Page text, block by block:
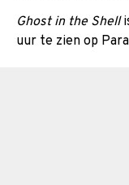
Ghost in the Shell
uur te zien op